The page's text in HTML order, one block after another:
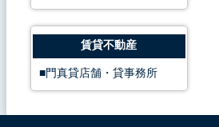
賃貸不動産
門真貸店舗・貸事務所